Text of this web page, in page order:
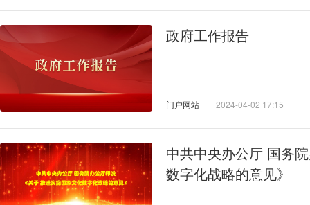
政府工作报告
门户网站 2024-04-02 17:15
中共中央办公厅 国务
数字化战略的意见》